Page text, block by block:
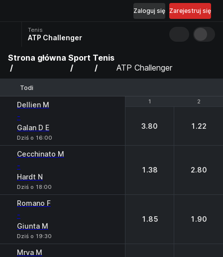
Zarejestruj się
Zaloguj się
Tenis
ATP Challenger
Strona główna Sport Tenis
ATP Challenger
Todi
1 2
Dellien M
-
Galan D E
Dziś o 16:00
1 2
3.80 1.22
Cecchinato M
-
Hardt N
Dziś o 18:00
1.38 2.80
Romano F
-
Giunta M
Dziś o 19:30
1.85 1.90
Mrva M